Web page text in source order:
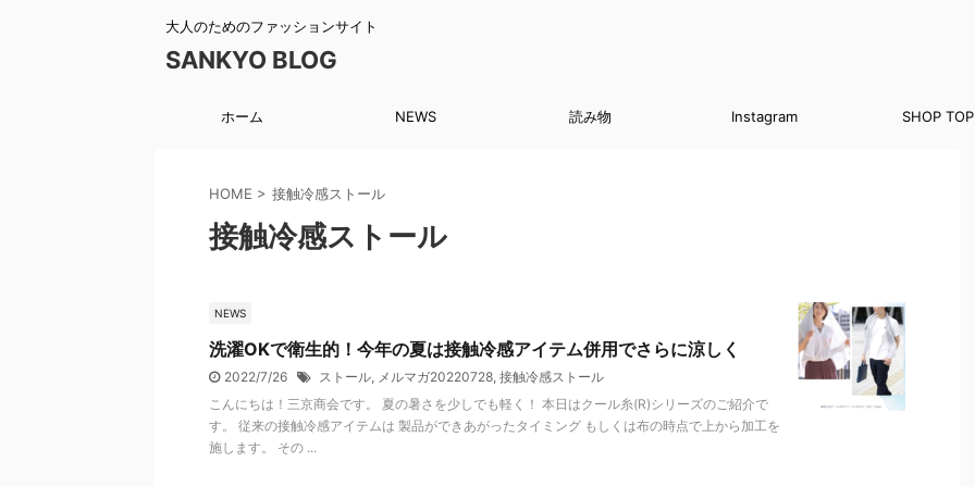
大人のためのファッションサイト
SANKYO BLOG
ホーム NEWS 読み物 Instagram SHOP TOP
HOME > 接触冷感ストール
接触冷感ストール
NEWS
洗濯OKで衛生的！今年の夏は接触冷感アイテム併用でさらに涼しく
2022/7/26 ストール, メルマガ20220728, 接触冷感ストール
こんにちは！三京商会です。 夏の暑さを少しでも軽く！ 本日はクール糸(R)シリーズのご紹介で
す。 従来の接触冷感アイテムは 製品ができあがったタイミング もしくは布の時点で上から加工を
施します。 その ...